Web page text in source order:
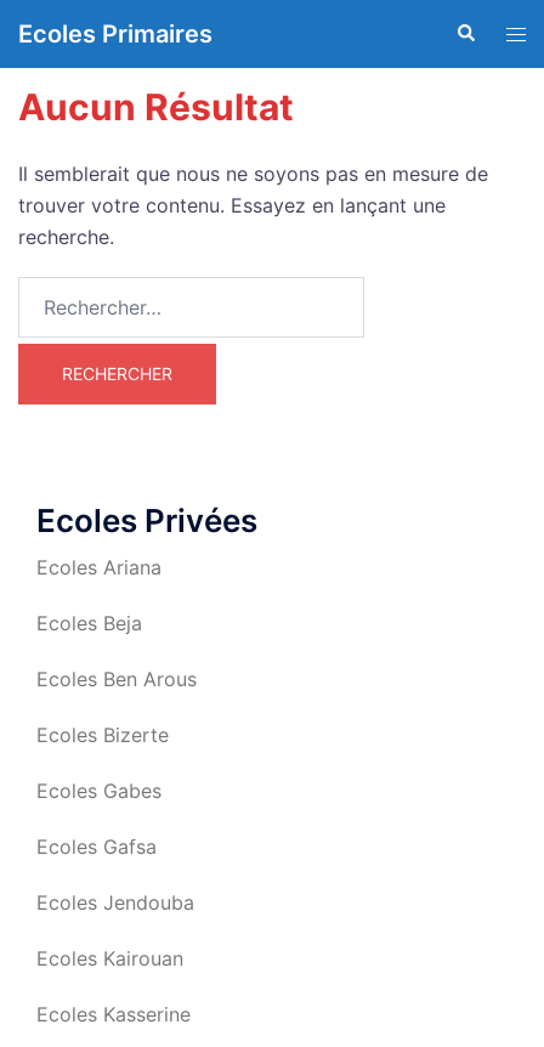
auEcoles Primaires
le
Aucun Résultat
Il semblerait que nous ne soyons pas en mesure de
trouver votre contenu. Essayez en lançant une
recherche.
Ecoles Privées
Ecoles Ariana
Ecoles Beja
Ecoles Ben Arous
Ecoles Bizerte
Ecoles Gabes
Ecoles Gafsa
Ecoles Jendouba
Ecoles Kairouan
Ecoles Kasserine